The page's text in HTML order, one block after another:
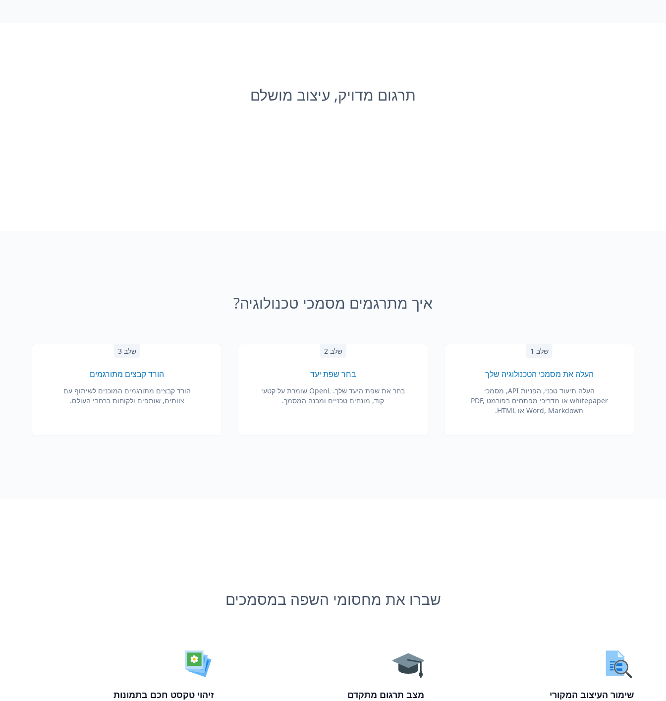
תרגום מדויק, עיצוב מושלם
איך מתרגמים מסמכי טכנולוגיה?
שלב 1
העלה את מסמכי הטכנולוגיה שלך
העלה תיעוד טכני, הפניות API, מסמכי
whitepaper או מדריכי מפתחים בפורמט PDF,
Word, Markdown או HTML.
שלב 2
בחר שפת יעד
בחר את שפת היעד שלך. OpenL שומרת על קטעי
קוד, מונחים טכניים ומבנה המסמך.
שלב 3
הורד קבצים מתורגמים
הורד קבצים מתורגמים המוכנים לשיתוף עם
צוותים, שותפים ולקוחות ברחבי העולם.
שברו את מחסומי השפה במסמכים
שימור העיצוב המקורי מצב תרגום מתקדם זיהוי טקסט חכם בתמונות